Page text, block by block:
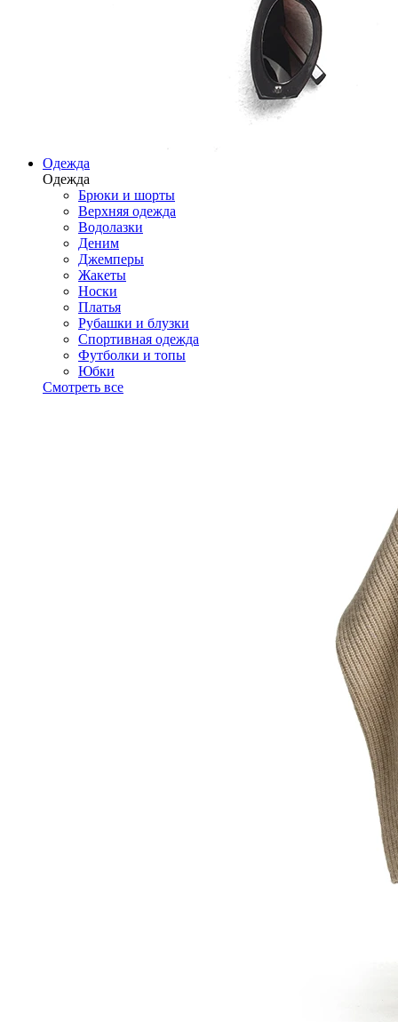
Одежда
Одежда
Брюки и шорты
Верхняя одежда
Водолазки
Деним
Джемперы
Жакеты
Носки
Платья
Рубашки и блузки
Спортивная одежда
Футболки и топы
Юбки
Смотреть все